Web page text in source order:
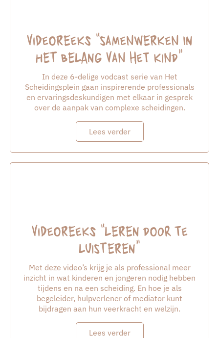
Videoreeks “Samenwerken in
het belang van het kind”
In deze 6-delige vodcast serie van Het
Scheidingsplein gaan inspirerende professionals
en ervaringsdeskundigen met elkaar in gesprek
over de aanpak van complexe scheidingen.
Lees verder
Videoreeks “leren door te
luisteren”
Met deze video’s krijg je als professional meer
inzicht in wat kinderen en jongeren nodig hebben
tijdens en na een scheiding. En hoe je als
begeleider, hulpverlener of mediator kunt
bijdragen aan hun veerkracht en welzijn.
Lees verder